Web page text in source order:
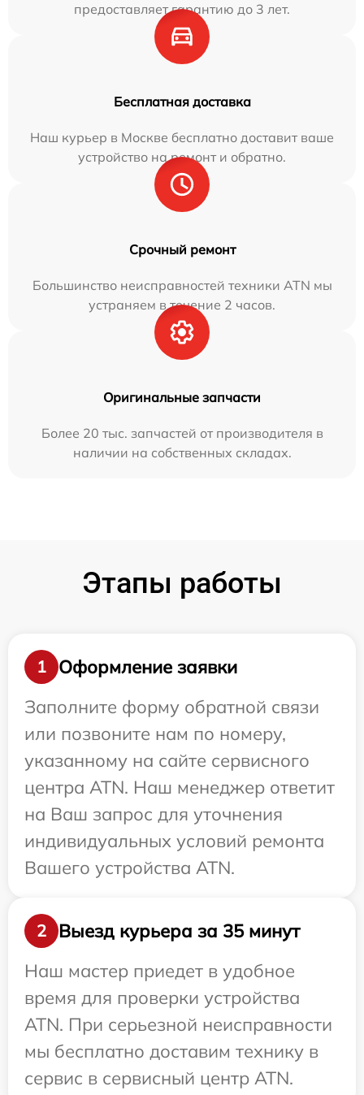
предоставляет гарантию до 3 лет.
Бесплатная доставка
Наш курьер в Москве бесплатно доставит ваше
устройство на ремонт и обратно.
Срочный ремонт
Большинство неисправностей техники ATN мы
устраняем в течение 2 часов.
Оригинальные запчасти
Более 20 тыс. запчастей от производителя в
наличии на собственных складах.
Этапы работы
1
Оформление заявки
Заполните форму обратной связи
или позвоните нам по номеру,
указанному на сайте сервисного
центра ATN. Наш менеджер ответит
на Ваш запрос для уточнения
индивидуальных условий ремонта
Вашего устройства ATN.
2
Выезд курьера за 35 минут
Наш мастер приедет в удобное
время для проверки устройства
ATN. При серьезной неисправности
мы бесплатно доставим технику в
сервис в сервисный центр ATN.